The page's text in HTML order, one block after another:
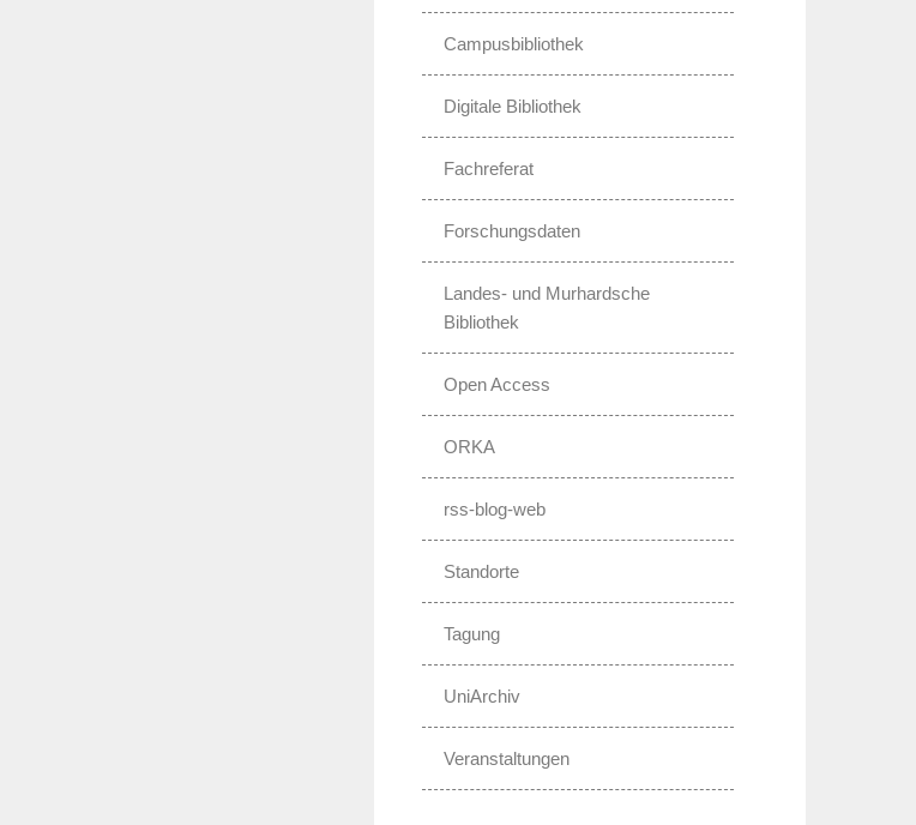
Campusbibliothek
Digitale Bibliothek
Fachreferat
Forschungsdaten
Landes- und Murhardsche
Bibliothek
Open Access
ORKA
rss-blog-web
Standorte
Tagung
UniArchiv
Veranstaltungen